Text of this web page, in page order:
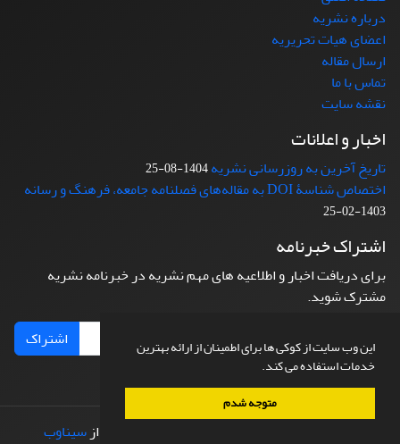
این وب سایت از کوکی ها برای اطمینان از ارائه بهترین
خدمات استفاده می کند.
متوجه شدم
درباره نشریه
اعضای هیات تحریریه
ارسال مقاله
تماس با ما
نقشه سایت
اخبار و اعلانات
تاریخ آخرین به روزرسانی نشریه1404-08-25
اختصاص شناسۀ DOI به مقاله‌های فصلنامه جامعه، فرهنگ و رسانه
1403-02-25
اشتراک خبرنامه
برای دریافت اخبار و اطلاعیه های مهم نشریه در خبرنامه نشریه
مشترک شوید.
اشتراک
طراحی و پیاده سازی از سیناوب